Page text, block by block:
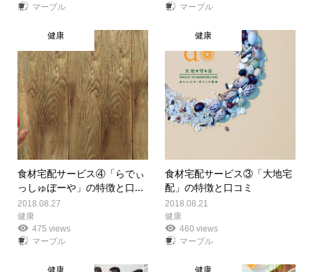
マーブル
マーブル
健康
食材宅配サービス④「らでぃ
っしゅぼーや」の特徴と口...
2018.08.27
健康
475 views
マーブル
健康
食材宅配サービス③「大地宅
配」の特徴と口コミ
2018.08.21
健康
460 views
マーブル